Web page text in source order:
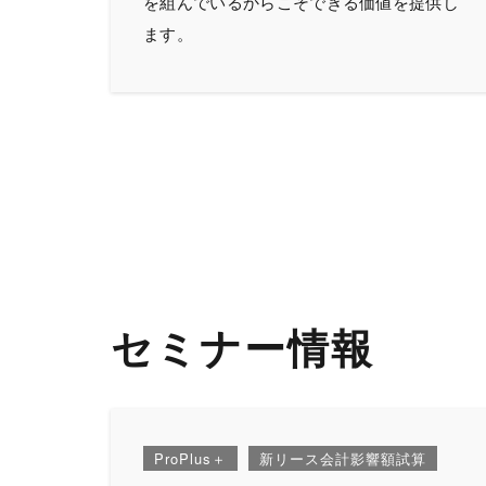
ます。
セミナー情報
ProPlus＋ 新リース会計影響額試算